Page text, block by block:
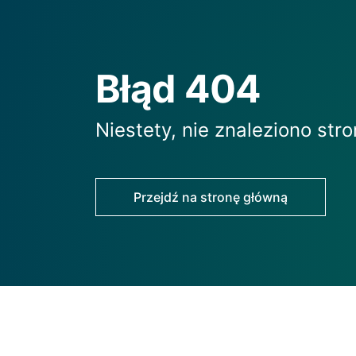
Błąd 404
Niestety, nie znaleziono
Przejdź na stronę główną